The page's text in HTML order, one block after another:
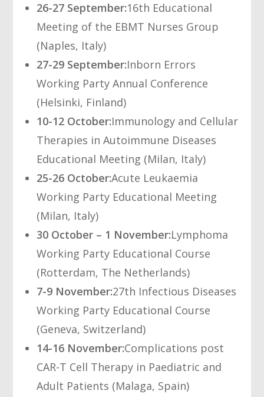
26-27 September:16th Educational
Meeting of the EBMT Nurses Group
(Naples, Italy)
27-29 September:Inborn Errors
Working Party Annual Conference
(Helsinki, Finland)
10-12 October:Immunology and Cellular
Therapies in Autoimmune Diseases
Educational Meeting (Milan, Italy)
25-26 October:Acute Leukaemia
Working Party Educational Meeting
(Milan, Italy)
30 October – 1 November:Lymphoma
Working Party Educational Course
(Rotterdam, The Netherlands)
7-9 November:27th Infectious Diseases
Working Party Educational Course
(Geneva, Switzerland)
14-16 November:Complications post
CAR-T Cell Therapy in Paediatric and
Adult Patients (Malaga, Spain)